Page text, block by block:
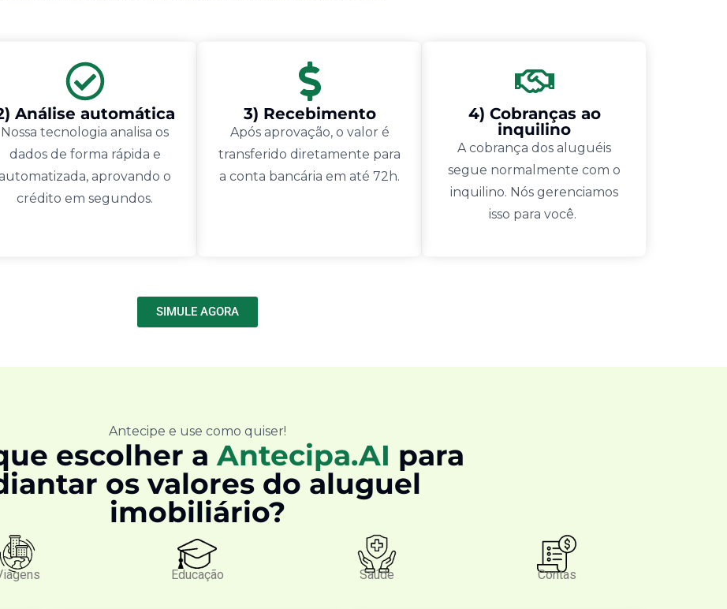
Análise automática
Nossa tecnologia analisa os
dados de forma rápida e
aprovando o
crédito em segundos.
3) Recebimento
Após aprovação, o valor é
transferido diretamente para
a conta bancária em até 72h.
4) Cobranças ao
inquilino
A cobrança dos aluguéis
segue normalmente com o
inquilino. Nós gerenciamos
isso para você.
SIMULE AGORA
Antecipe e use como quiser!
escolher aAntecipa.AI para
os valores do aluguel
imobiliário?
Educação Saúde Contas